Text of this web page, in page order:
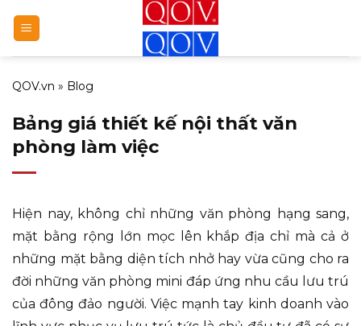
qua
nội
dung
QOV.vn » Blog
Bảng giá thiết kế nội thất văn
phòng làm việc
Hiện nay, không chỉ những văn phòng hạng sang,
mặt bằng rộng lớn mọc lên khắp địa chỉ mà cả ở
những mặt bằng diện tích nhở hay vừa cũng cho ra
đời những văn phòng mini đáp ứng nhu cầu lưu trú
của đông đảo người. Việc mạnh tay kinh doanh vào